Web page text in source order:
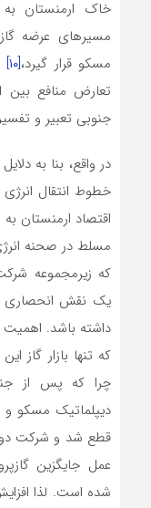
خاک ارمنستان
مسیرهای عرضه
مسکو قرار گیرد،[۱۰]
تعارض منافع بین
جنوبی تعبیر و
در واقع، بنا به
خطوط انتقال
اقتصاد ارمنستان
مسلط در صحنه
که زیرمجموعه
یک نقش انحصاری و
داشته باشد. اهمیت
که تنها بازار گاز
دیپلماتیک مسکو و
قطع شد و شرکت
عمل جایگزین
شده است. لذا